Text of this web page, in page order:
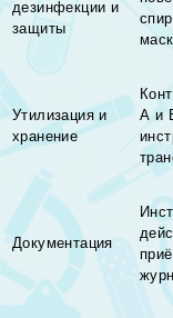
дезинфекции и
защиты
Утилизация и
хранение
А и
Документация